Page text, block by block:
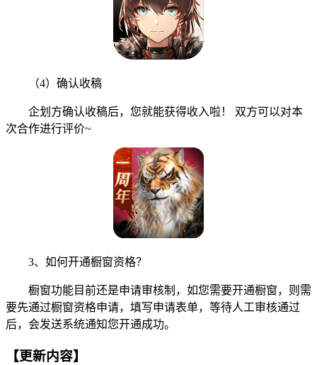
（4）确认收稿
企划方确认收稿后，您就能获得收入啦！ 双方可以对本
次合作进行评价~
3、如何开通橱窗资格？
橱窗功能目前还是申请审核制，如您需要开通橱窗，则需
要先通过橱窗资格申请，填写申请表单，等待人工审核通过
后，会发送系统通知您开通成功。
【更新内容】